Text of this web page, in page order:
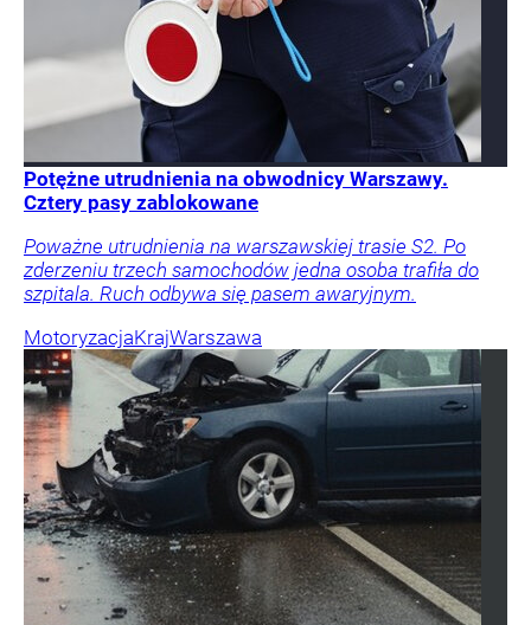
Potężne utrudnienia na obwodnicy Warszawy.
Cztery pasy zablokowane
Poważne utrudnienia na warszawskiej trasie S2. Po
zderzeniu trzech samochodów jedna osoba trafiła do
szpitala. Ruch odbywa się pasem awaryjnym.
MotoryzacjaKrajWarszawa